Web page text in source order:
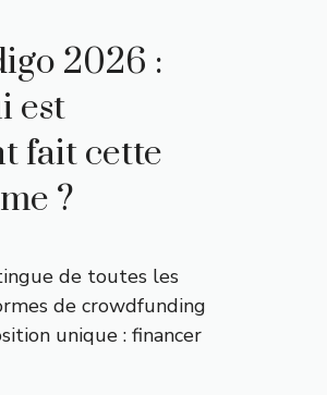
2026 :
est
fait cette
?
de toutes les
de crowdfunding
unique : financer